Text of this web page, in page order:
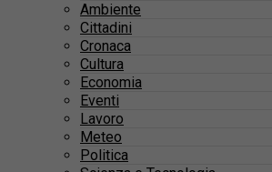
Ambiente
Cittadini
Cronaca
Cultura
Economia
Eventi
Lavoro
Meteo
Politica